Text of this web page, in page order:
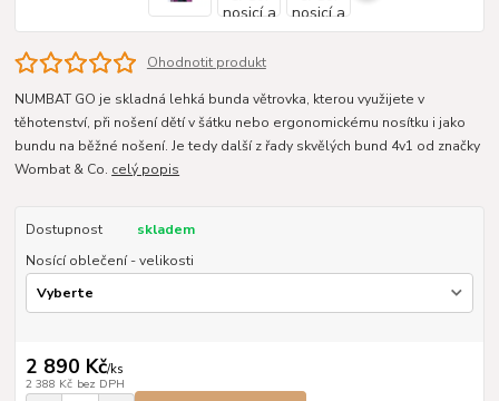
Ohodnotit produkt
NUMBAT GO je skladná lehká bunda větrovka, kterou využijete v
těhotenství, při nošení dětí v šátku nebo ergonomickému nosítku i jako
bundu na běžné nošení. Je tedy další z řady skvělých bund 4v1 od značky
Wombat & Co. celý popis
Dostupnost
skladem
Nosící oblečení - velikosti
2 890 Kč/ks
2 388 Kč bez DPH